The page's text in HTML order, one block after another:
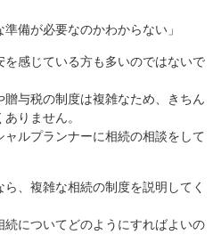
備が必要なのかわからない」
感じている方も多いのではないで
贈与税の制度は複雑なため、きちん
りません。
ルプランナーに相続の相談をして
、複雑な相続の制度を説明してく
についてどのようにすればよいの